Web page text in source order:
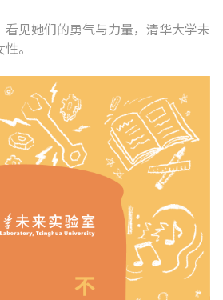
见她们的勇气与力量，清华大学未
。